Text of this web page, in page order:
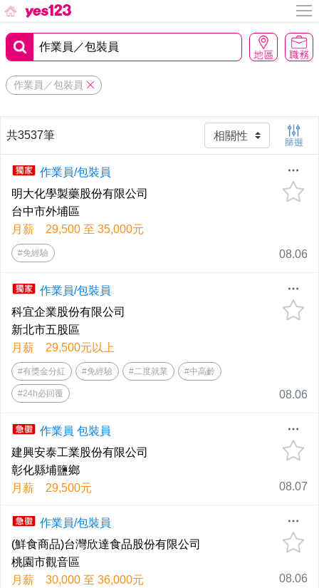
作業員／包裝員
共3537筆
作業員/包裝員
明大化學製藥股份有限公司
台中市外埔區
月薪 29,500 至 35,000元
#免經驗 08.06
作業員/包裝員
科宜企業股份有限公司
新北市五股區
月薪 29,500元以上
#有獎金分紅 #免經驗 #二度就業 #中高齡
#24h必回覆 08.06
作業員 包裝員
建興安泰工業股份有限公司
彰化縣埔鹽鄉
月薪 29,500元
08.07
作業員/包裝員
(鮮食商品)台灣欣達食品股份有限公司
桃園市觀音區
月薪 30,000 至 36,000元
08.06